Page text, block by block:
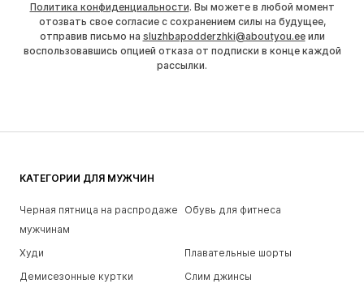
Политика конфиденциальности. Вы можете в любой момент
отозвать свое согласие с сохранением силы на будущее,
отправив письмо на sluzhbapodderzhki@aboutyou.eeили
воспользовавшись опцией отказа от подписки в конце каждой
рассылки.
КАТЕГОРИИ ДЛЯ МУЖЧИН
Черная пятница на распродаже
мужчинам
Обувь для фитнеса
Худи
Плавательные шорты
Демисезонные куртки
Слим джинсы